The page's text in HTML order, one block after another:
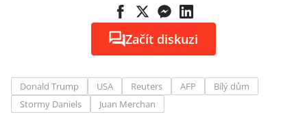
Začít diskuzi
Donald Trump USA Reuters AFP
Bílý dům
Stormy Daniels
Juan Merchan